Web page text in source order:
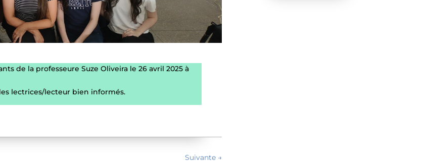
de la professeure Suze Oliveira le 26 avril 2025 à
lectrices/lecteur bien informés.
Suivante →